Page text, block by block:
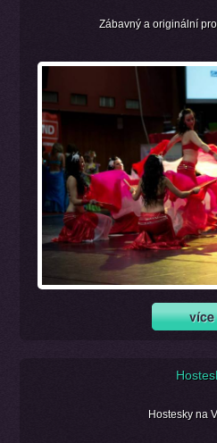
Zábavný a originální
Hostesky na